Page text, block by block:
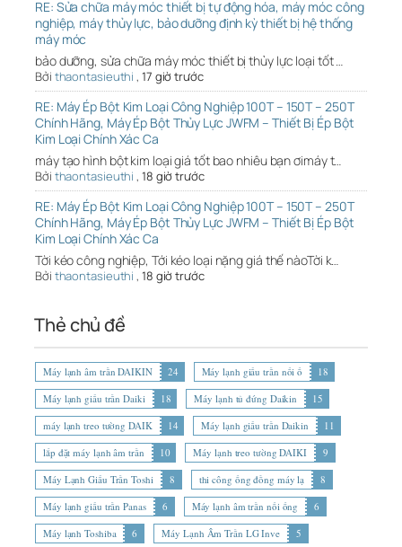
RE: Sửa chữa máy móc thiết bị tự động hóa, máy móc công
nghiệp, máy thủy lực, bảo dưỡng định kỳ thiết bị hệ thống
máy móc
bảo dưỡng, sửa chữa máy móc thiết bị thủy lực loại tốt …
Bởi thaontasieuthi , 17 giờ trước
RE: Máy Ép Bột Kim Loại Công Nghiệp 100T – 150T – 250T
Chính Hãng, Máy Ép Bột Thủy Lực JWFM – Thiết Bị Ép Bột
Kim Loại Chính Xác Ca
máy tạo hình bột kim loại giá tốt bao nhiêu bạn ơimáy t…
Bởi thaontasieuthi , 18 giờ trước
RE: Máy Ép Bột Kim Loại Công Nghiệp 100T – 150T – 250T
Chính Hãng, Máy Ép Bột Thủy Lực JWFM – Thiết Bị Ép Bột
Kim Loại Chính Xác Ca
Tời kéo công nghiệp, Tới kéo loại nặng giá thế nàoTời k…
Bởi thaontasieuthi , 18 giờ trước
Thẻ chủ đề
Máy lạnh âm trần DAIKIN 24 Máy lạnh giấu trần nối ố
18
Máy lạnh giấu trần Daiki
18 Máy lạnh tủ đứng Daikin
15
máy lạnh treo tường DAIK
14 Máy lạnh giấu trần Daikin
11
lắp đặt máy lạnh âm trần
10 Máy lạnh treo tường DAIKI
9
Máy Lạnh Giấu Trần Toshi
8 thi công ống đồng máy lạ
8
Máy lạnh giấu trần Panas
6 Máy lạnh âm trần nối ống
6
Máy lạnh Toshiba
6 Máy Lạnh Âm Trần LG Inve
5